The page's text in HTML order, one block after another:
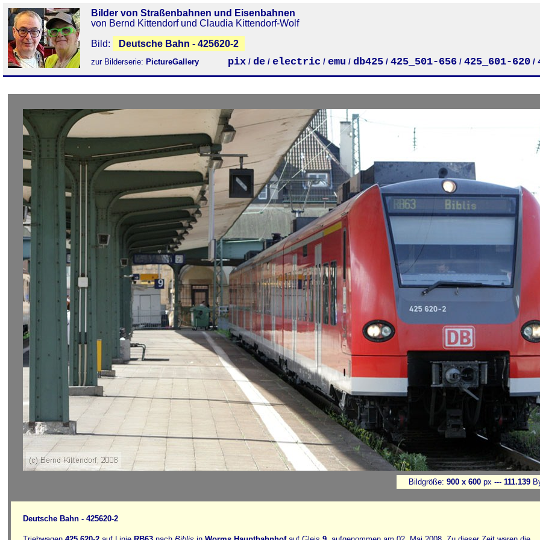
Bilder von Straßenbahnen und Eisenbahnen
von Bernd Kittendorf und Claudia Kittendorf-Wolf
Bild:
Deutsche Bahn - 425620-2
zur Bilderserie: PictureGallery pix / de / electric / emu / db425 / 425_501-656 / 425_601-620 /
Bildgröße: 900 x 600 px --- 111.139
Deutsche Bahn - 425620-2